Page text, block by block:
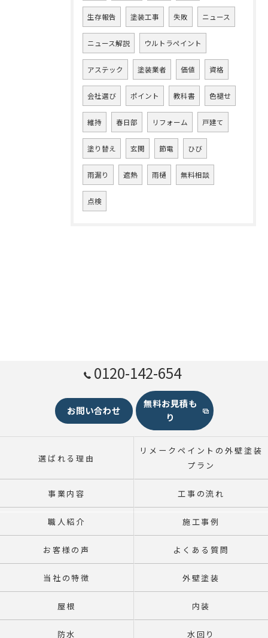
生存報告 塗装工事 失敗 ニュース
ニュース解説 ウルトラペイント
アステック 塗装業者 価値 資格
会社選び ポイント 教科書 色褪せ
維持 春日部 リフォーム 戸建て
塗り替え 玄関 節電 ひび
雨漏り 遮熱 雨樋 無料相談
点検
0120-142-654
お問い合わせ
無料お見積も
り
選ばれる理由
リメークペイントの外壁塗装
プラン
事業内容 工事の流れ
職人紹介 施工事例
お客様の声 よくある質問
当社の特徴 外壁塗装
屋根 内装
防水 水回り